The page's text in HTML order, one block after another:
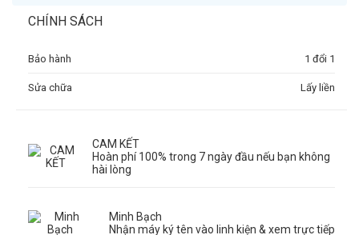
CHÍNH SÁCH
Bảo hành 1 đổi 1
Sửa chữa Lấy liền
CAM KẾT
Hoàn phí 100% trong 7 ngày đầu nếu bạn không
hài lòng
Minh Bạch
Nhận máy ký tên vào linh kiện & xem trực tiếp